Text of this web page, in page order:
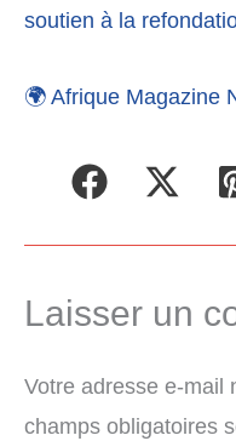
soutien à la
🌍 Afrique Magazine
Laisser un
Votre adresse e-mail
champs obligatoires